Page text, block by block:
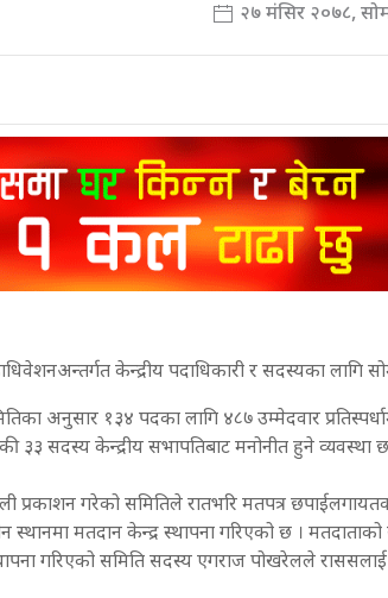
२७ मंसिर २०७८,
केन्द्रीय पदाधिकारी र सदस्यका लागि
अनुसार १३४ पदका लागि ४८७ उम्मेदवार
३३ सदस्य केन्द्रीय सभापतिबाट मनोनीत हुने व्यवस्था
प्रकाशन गरेको समितिले रातभरि मतपत्र
स्थानमा मतदान केन्द्र स्थापना गरिएको छ ।
गरिएको समिति सदस्य एगराज पोखरेलले